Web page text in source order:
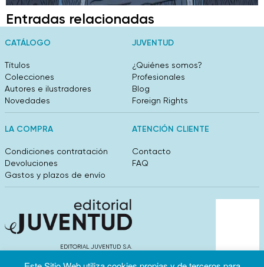
Entradas relacionadas
CATÁLOGO
Títulos
Colecciones
Autores e ilustradores
Novedades
JUVENTUD
¿Quiénes somos?
Profesionales
Blog
Foreign Rights
LA COMPRA
Condiciones contratación
Devoluciones
Gastos y plazos de envío
ATENCIÓN CLIENTE
Contacto
FAQ
EDITORIAL JUVENTUD S.A.